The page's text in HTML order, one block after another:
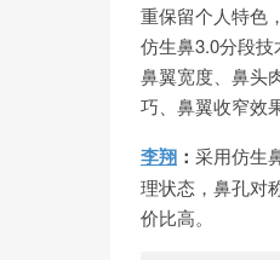
重保留个人特色
仿生鼻3.0分段
鼻翼宽度、鼻头
巧、鼻翼收窄效
李翔 ： 采用仿生
理状态，鼻孔对
价比高。